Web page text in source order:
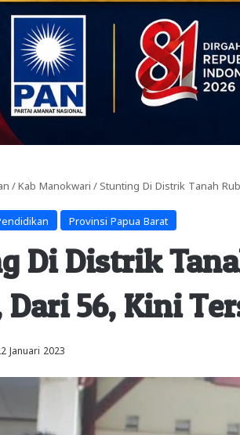
/ Kab Manokwari / Stunting Di Distrik Tanah
Provinsi Papua Barat
Di Distrik
56, Kini
Januari 2023